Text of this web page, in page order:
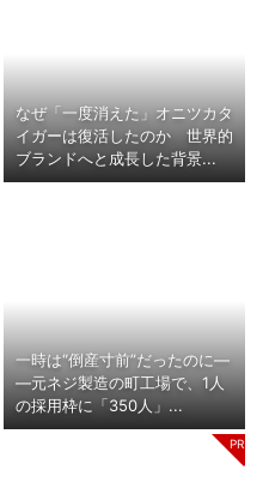
なぜ「一度消えた」オニツカタ
イガーは復活したのか 世界的
ブランドへと成長した背景...
一時は“倒産寸前”だったのに―
―元ネジ製造の町工場で、1人
の採用枠に「350人」...